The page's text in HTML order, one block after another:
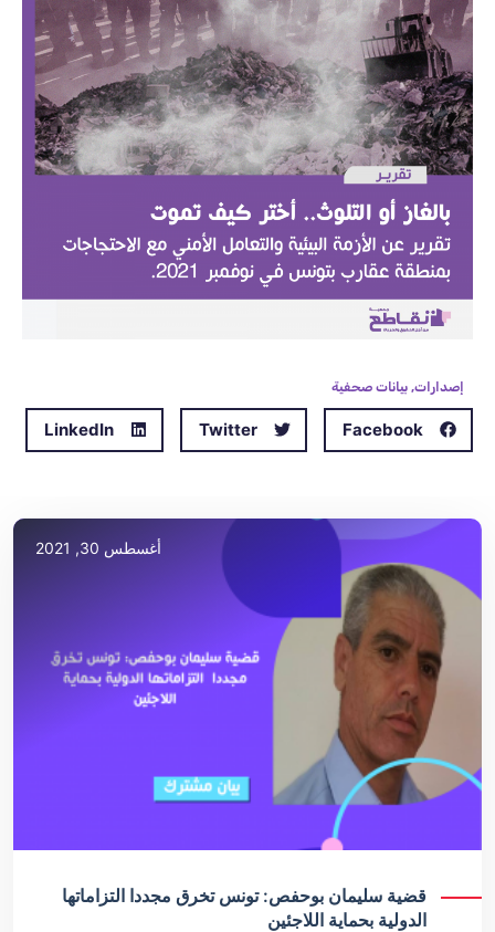
إصدارات, بيانات صحفية
Facebook
Twitter
LinkedIn
أغسطس 30, 2021
قضية سليمان بوحفص: تونس تخرق مجددا التزاماتها
الدولية بحماية اللاجئين